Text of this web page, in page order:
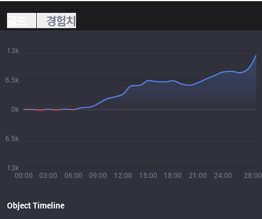
경험치
00:00 03:00 06:00 09:00 12:00 15:00 18:00 21:00 24:00 28:00
13k
6.5k
0k
6.5k
13k
Object Timeline